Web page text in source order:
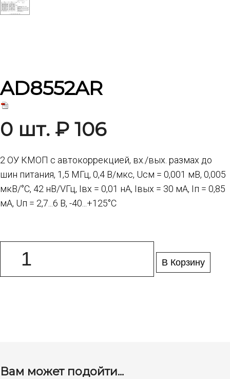
AD8552AR
0 шт. ₽ 106
2 ОУ КМОП с автокоррекцией, вх./вых. размах до
шин питания, 1,5 МГц, 0,4 В/мкс, Uсм = 0,001 мВ, 0,005
мкВ/°С, 42 нВ/VГц, Iвх = 0,01 нА, Iвых = 30 мА, Iп = 0,85
мА, Uп = 2,7...6 В, -40...+125°C
В Корзину
Вам может подойти...